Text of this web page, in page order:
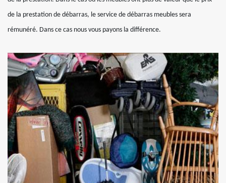
de la prestation de débarras, le service de débarras meubles sera
rémunéré. Dans ce cas nous vous payons la différence.